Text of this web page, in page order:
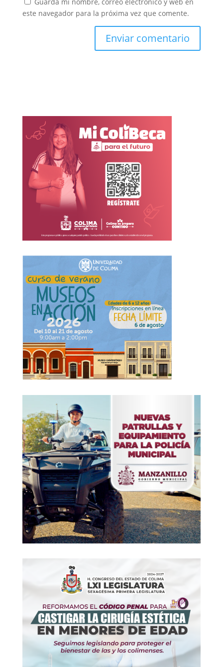
este navegador para la próxima vez que comente.